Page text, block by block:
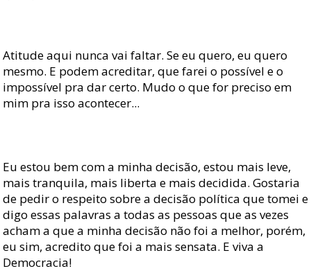
Atitude aqui nunca vai faltar. Se eu quero, eu quero
mesmo. E podem acreditar, que farei o possível e o
impossível pra dar certo. Mudo o que for preciso em
mim pra isso acontecer...
Eu estou bem com a minha decisão, estou mais leve,
mais tranquila, mais liberta e mais decidida. Gostaria
de pedir o respeito sobre a decisão política que tomei e
digo essas palavras a todas as pessoas que as vezes
acham a que a minha decisão não foi a melhor, porém,
eu sim, acredito que foi a mais sensata. E viva a
Democracia!